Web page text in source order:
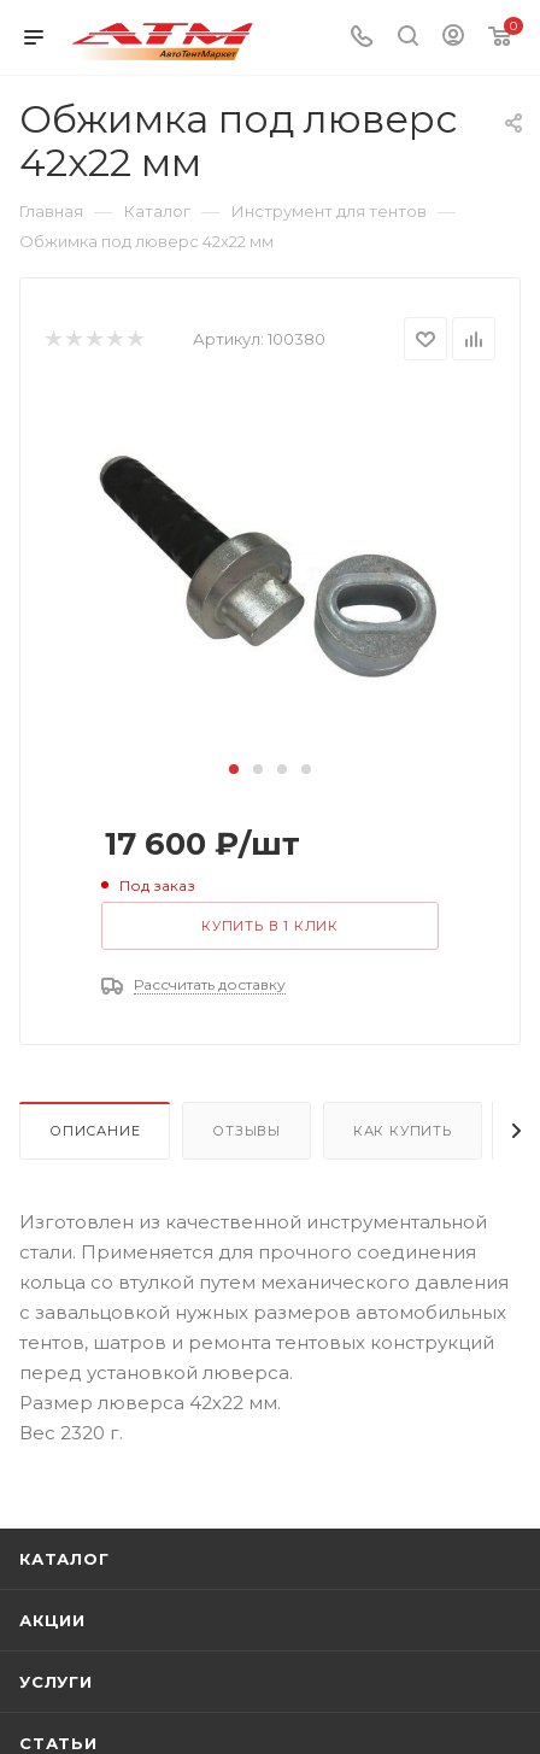
0
Обжимка под люверс
42х22 мм
Главная — Каталог — Инструмент для тентов —
Обжимка под люверс 42х22 мм
Артикул: 100380
17 600 ₽/шт
Под заказ
КУПИТЬ В 1 КЛИК
Рассчитать доставку
ОПИСАНИЕ ОТЗЫВЫ КАК КУПИТЬ
Изготовлен из качественной инструментальной
стали. Применяется для прочного соединения
кольца со втулкой путем механического давления
с завальцовкой нужных размеров автомобильных
тентов, шатров и ремонта тентовых конструкций
перед установкой люверса.
Размер люверса 42х22 мм.
Вес 2320 г.
КАТАЛОГ
АКЦИИ
УСЛУГИ
СТАТЬИ